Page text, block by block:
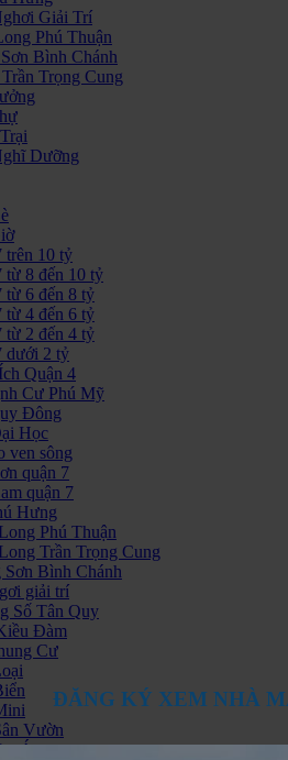
Giải Trí
Phú Thuận
Bình Chánh
Trọng Cung
Dưỡng
trên 10 tỷ
từ 8 đến 10 tỷ
từ 6 đến 8 tỷ
từ 4 đến 6 tỷ
từ 2 đến 4 tỷ
dưới 2 tỷ
Quận 4
Cư Phú Mỹ
Đông
Học
ven sông
quận 7
quận 7
Hưng
Phú Thuận
Trần Trọng Cung
Bình Chánh
giải trí
Số Tân Quy
Đàm
Cư
Vườn
Án
ĐĂNG KÝ XEM NHÀ